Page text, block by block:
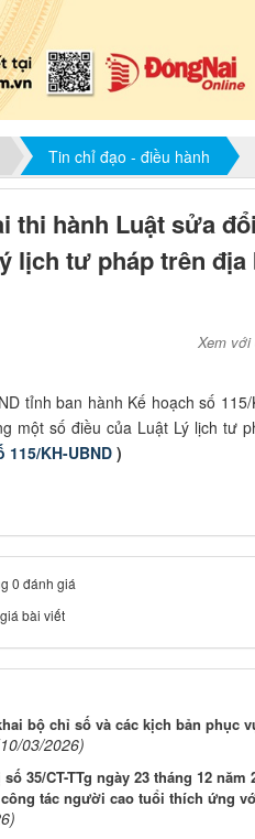
Tin chỉ đạo - điều hành
thi hành Luật sửa
lịch tư pháp trên
Xem
tỉnh ban hành Kế hoạch số
một số điều của Luật Lý lịch tư
115/KH-UBND)
0 đánh giá
bài viết
bộ chỉ số và các kịch bản phục
03/2026)
35/CT-TTg ngày 23 tháng 12
tác người cao tuổi thích ứng